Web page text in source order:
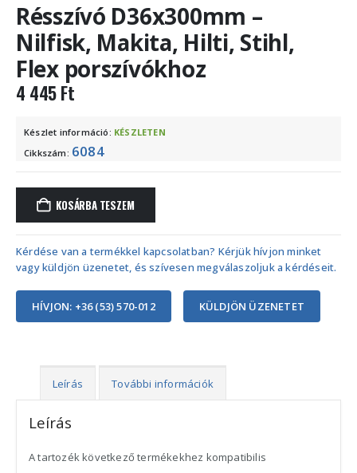
Résszívó D36x300mm –
Nilfisk, Makita, Hilti, Stihl,
Flex porszívókhoz
4 445Ft
Készlet információ: KÉSZLETEN
Cikkszám: 6084
KOSÁRBA TESZEM
Kérdése van a termékkel kapcsolatban? Kérjük hívjon minket
vagy küldjön üzenetet, és szívesen megválaszoljuk a kérdéseit.
HÍVJON: +36 (53) 570-012 KÜLDJÖN ÜZENETET
Leírás További információk
Leírás
A tartozék következő termékekhez kompatibilis